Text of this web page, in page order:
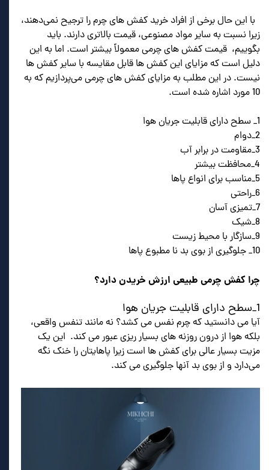
با این حال برخی از افراد خرید کفش های چرم را ترجیح نمی‌دهند،
زیرا نسبت به سایر مواد مصنوعی، قیمت بالاتری دارند. باید
بگوییم، قیمت کفش های چرمی معمولاً بیشتر است. اما به این
دلیل است که مزایای این کفش ها قابل مقایسه با سایر کفش ها
نیست. در این مطلب به مزایای کفش های چرمی می‌پردازیم که به
10 مورد اشاره شده است.
1_ سطح دارای قابلیت جریان هوا
2_دوام
3_مقاومت در برابر آب
4_محافظت بیشتر
5_مناسب برای انواع پاها
6_راحتی
7_تمیزی آسان
8_شیک
9_سازگار با محیط زیست
10_ جلوگیری از بوی بد نا مطبوع پاها
چرا کفش چرمی طبیعی ارزش خریدن دارد؟
1_سطح دارای قابلیت جریان هوا
آیا می دانستید که چرم نفس می کشد؟ نه مانند تنفس واقعی،
بلکه هوا از درون روزنه های بسیار ریزی عبور می کند. این یک
مزیت بسیار عالی برای کفش ها است زیرا پاهایتان را خنک نگه
می‌دارد و از بوی بد آنها جلوگیری می کند.